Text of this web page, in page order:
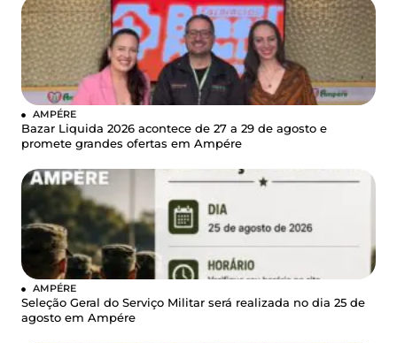
AMPÉRE
Bazar Liquida 2026 acontece de 27 a 29 de agosto e
promete grandes ofertas em Ampére
AMPÉRE
Seleção Geral do Serviço Militar será realizada no dia 25 de
agosto em Ampére